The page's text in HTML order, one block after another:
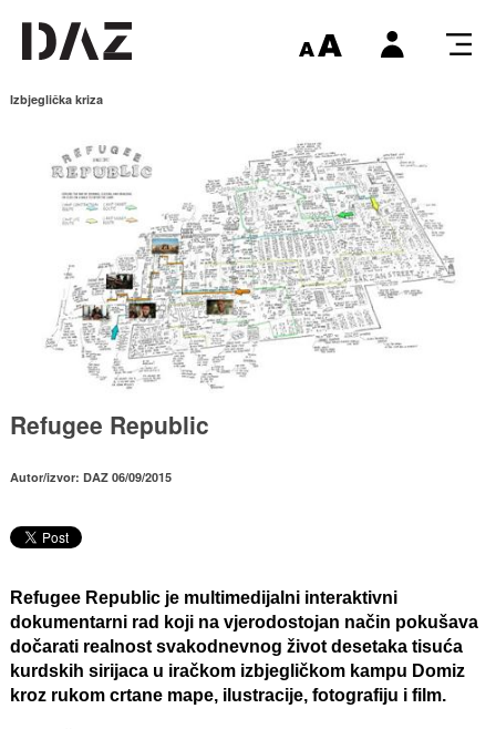
Izbjeglička kriza
Refugee Republic
Autor/izvor: DAZ 06/09/2015
Refugee Republicje multimedijalni interaktivni
dokumentarni rad koji na vjerodostojan način pokušava
dočarati realnost svakodnevnog život desetaka tisuća
kurdskih sirijaca u iračkom izbjegličkom kampu Domiz
kroz rukom crtane mape, ilustracije, fotografiju i film.